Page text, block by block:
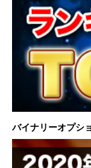
バイナリーオプシ